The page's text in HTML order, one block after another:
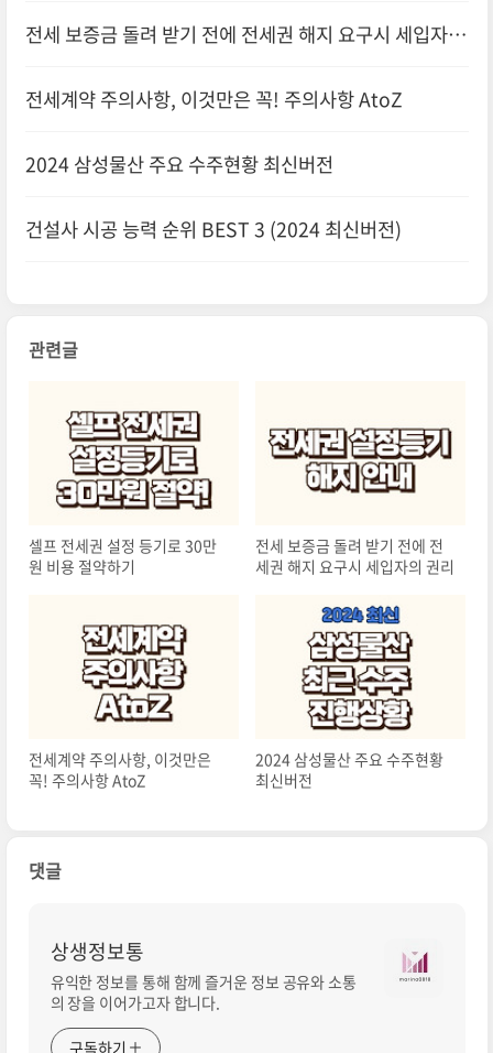
전세 보증금 돌려 받기 전에 전세권 해지 요구시 세입자의
전세계약 주의사항, 이것만은 꼭! 주의사항 AtoZ
2024 삼성물산 주요 수주현황 최신버전
건설사 시공 능력 순위 BEST 3 (2024 최신버전)
관련글
셀프 전세권 설정 등기로 30만
원 비용 절약하기
전세 보증금 돌려 받기 전에 전
세권 해지 요구시 세입자의 권리
전세계약 주의사항, 이것만은
꼭! 주의사항 AtoZ
2024 삼성물산 주요 수주현황
최신버전
댓글
상생정보통
유익한 정보를 통해 함께 즐거운 정보 공유와 소통
의 장을 이어가고자 합니다.
구독하기